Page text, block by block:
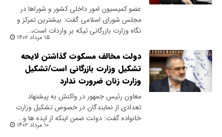
عضو کمیسیون امور داخلی کشور و شوراها در
مجلس شورای اسلامی گفت: بیشترین تمرکز و
نگاه وزارت بازرگانی تیکه بر واردات است،…
۱۵ مرداد ۱۴۰۲
دولت مخالف مسکوت گذاشتن لایحه
تشکیل وزارت بازرگانی است/تشکیل
وزارت زنان ضرورت ندارد
​معاون رئیس جمهور در واکنش به پیشنهاد
تعدادی از نمایندگان در خصوص تشکیل وزارت
خانواده گفت: دولت ضمن اینکه از ایده ها و…
۱۰ مرداد ۱۴۰۲